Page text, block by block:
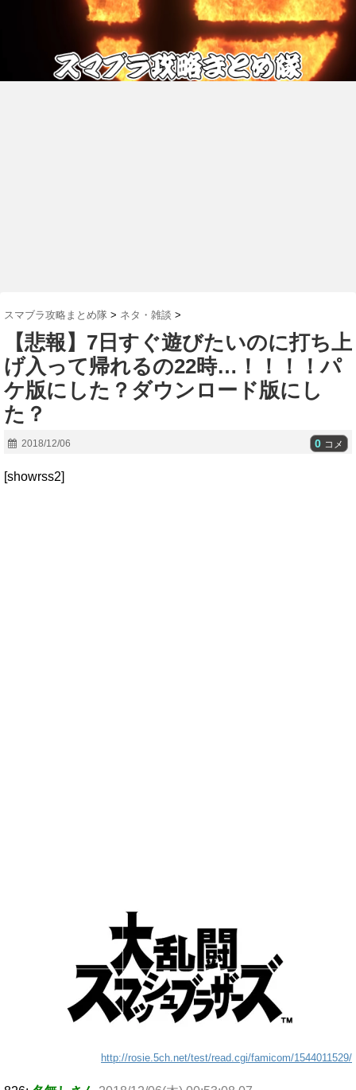
スマブラ攻略まとめ隊 > ネタ・雑談 >
【悲報】7日すぐ遊びたいのに打ち上
げ入って帰れるの22時…！！！！パ
ケ版にした？ダウンロード版にし
た？
2018/12/06 0 コメ
[showrss2]
http://rosie.5ch.net/test/read.cgi/famicom/1544011529/